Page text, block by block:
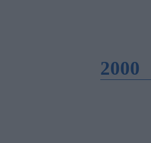
2000